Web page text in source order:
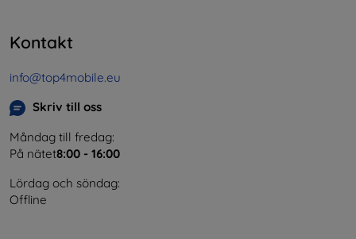
Kontakt
info@top4mobile.eu
Skriv till oss
Måndag till fredag:
På nätet8:00 - 16:00
Lördag och söndag:
Offline